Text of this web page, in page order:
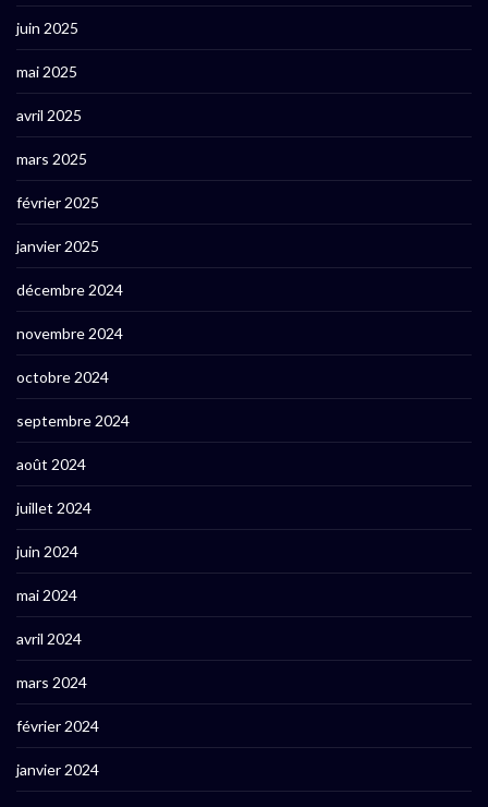
juin 2025
mai 2025
avril 2025
mars 2025
février 2025
janvier 2025
décembre 2024
novembre 2024
octobre 2024
septembre 2024
août 2024
juillet 2024
juin 2024
mai 2024
avril 2024
mars 2024
février 2024
janvier 2024